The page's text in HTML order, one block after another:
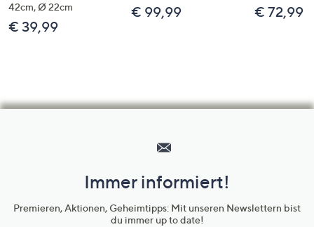
42cm, Ø 22cm
€ 39,99
€ 99,99 € 72,99
Unternehmensinformationen
Immer informiert!
Premieren, Aktionen, Geheimtipps: Mit unseren Newslettern bist
du immer up to date!